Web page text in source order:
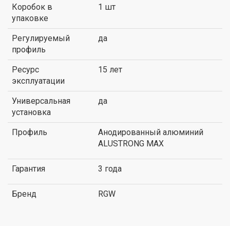
Коробок в
упаковке
1 шт
Регулируемый
профиль
да
Ресурс
эксплуатации
15 лет
Универсальная
установка
да
Профиль
Анодированный алюминий
ALUSTRONG MAX
Гарантия 3 года
Бренд RGW